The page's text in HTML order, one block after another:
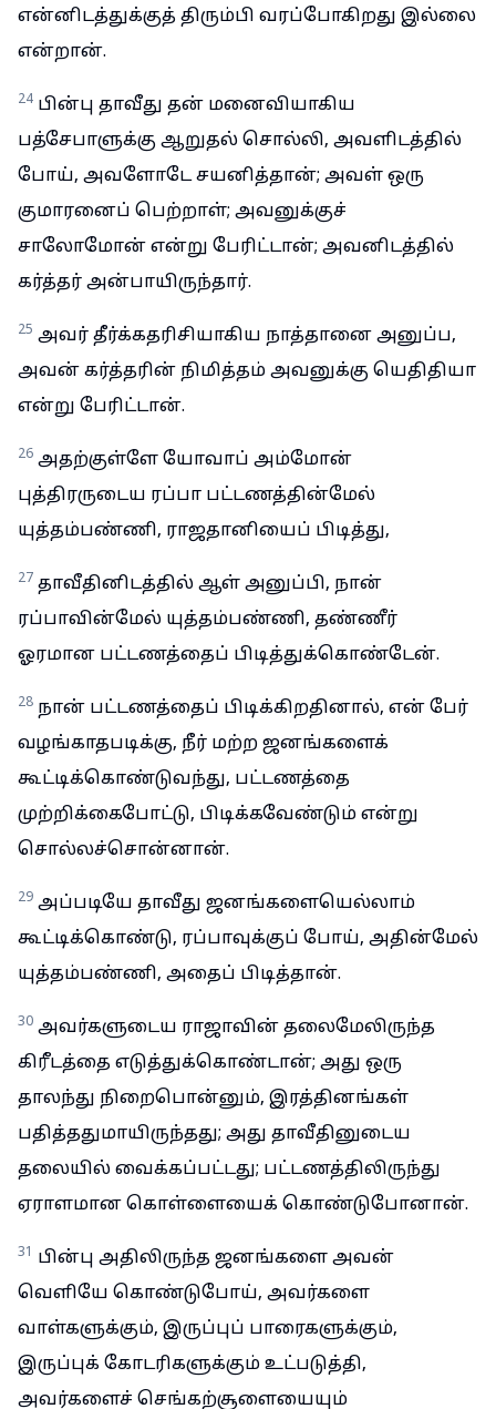
என்னிடத்துக்குத் திரும்பி வரப்போகிறது இல்லை
என்றான்.
24 பின்பு தாவீது தன் மனைவியாகிய
பத்சேபாளுக்கு ஆறுதல் சொல்லி, அவளிடத்தில்
போய், அவளோடே சயனித்தான்; அவள் ஒரு
குமாரனைப் பெற்றாள்; அவனுக்குச்
சாலோமோன் என்று பேரிட்டான்; அவனிடத்தில்
கர்த்தர் அன்பாயிருந்தார்.
25 அவர் தீர்க்கதரிசியாகிய நாத்தானை அனுப்ப,
அவன் கர்த்தரின் நிமித்தம் அவனுக்கு யெதிதியா
என்று பேரிட்டான்.
26 அதற்குள்ளே யோவாப் அம்மோன்
புத்திரருடைய ரப்பா பட்டணத்தின்மேல்
யுத்தம்பண்ணி, ராஜதானியைப் பிடித்து,
27 தாவீதினிடத்தில் ஆள் அனுப்பி, நான்
ரப்பாவின்மேல் யுத்தம்பண்ணி, தண்ணீர்
ஓரமான பட்டணத்தைப் பிடித்துக்கொண்டேன்.
28 நான் பட்டணத்தைப் பிடிக்கிறதினால், என் பேர்
வழங்காதபடிக்கு, நீர் மற்ற ஜனங்களைக்
கூட்டிக்கொண்டுவந்து, பட்டணத்தை
முற்றிக்கைபோட்டு, பிடிக்கவேண்டும் என்று
சொல்லச்சொன்னான்.
29 அப்படியே தாவீது ஜனங்களையெல்லாம்
கூட்டிக்கொண்டு, ரப்பாவுக்குப் போய், அதின்மேல்
யுத்தம்பண்ணி, அதைப் பிடித்தான்.
30 அவர்களுடைய ராஜாவின் தலைமேலிருந்த
கிரீடத்தை எடுத்துக்கொண்டான்; அது ஒரு
தாலந்து நிறைபொன்னும், இரத்தினங்கள்
பதித்ததுமாயிருந்தது; அது தாவீதினுடைய
தலையில் வைக்கப்பட்டது; பட்டணத்திலிருந்து
ஏராளமான கொள்ளையைக் கொண்டுபோனான்.
31 பின்பு அதிலிருந்த ஜனங்களை அவன்
வெளியே கொண்டுபோய், அவர்களை
வாள்களுக்கும், இருப்புப் பாரைகளுக்கும்,
இருப்புக் கோடரிகளுக்கும் உட்படுத்தி,
அவர்களைச் செங்கற்சூளையையும்